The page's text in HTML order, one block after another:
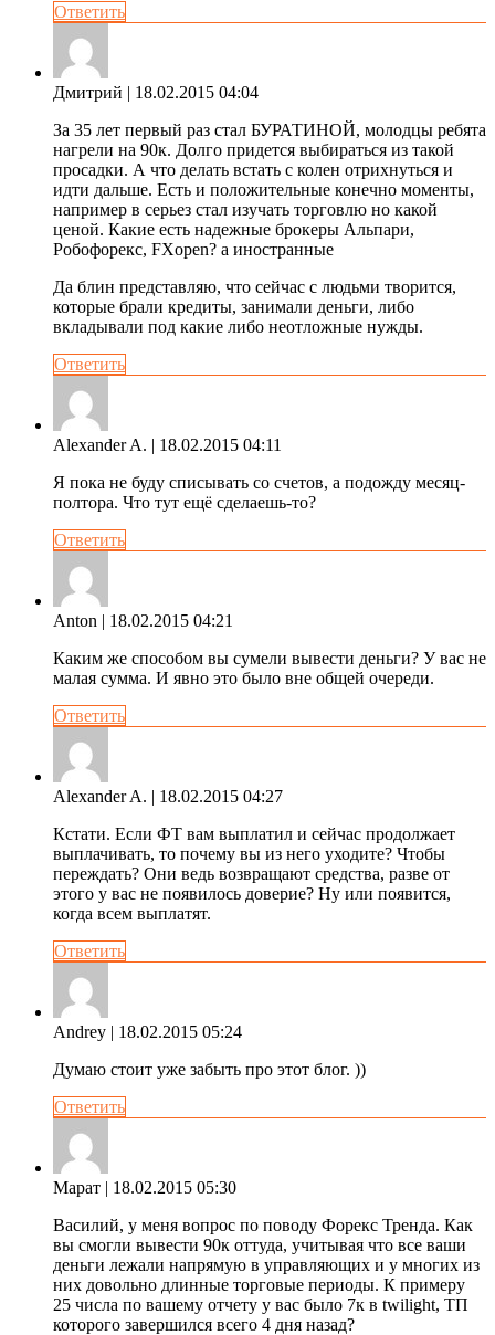
Ответить
Дмитрий | 18.02.2015 04:04
За 35 лет первый раз стал БУРАТИНОЙ, молодцы ребята
нагрели на 90к. Долго придется выбираться из такой
просадки. А что делать встать с колен отрихнуться и
идти дальше. Есть и положительные конечно моменты,
например в серьез стал изучать торговлю но какой
ценой. Какие есть надежные брокеры Альпари,
Робофорекс, FXopen? а иностранные
Да блин представляю, что сейчас с людьми творится,
которые брали кредиты, занимали деньги, либо
вкладывали под какие либо неотложные нужды.
Ответить
Alexander A. | 18.02.2015 04:11
Я пока не буду списывать со счетов, а подожду месяц-
полтора. Что тут ещё сделаешь-то?
Ответить
Anton | 18.02.2015 04:21
Каким же способом вы сумели вывести деньги? У вас не
малая сумма. И явно это было вне общей очереди.
Ответить
Alexander A. | 18.02.2015 04:27
Кстати. Если ФТ вам выплатил и сейчас продолжает
выплачивать, то почему вы из него уходите? Чтобы
переждать? Они ведь возвращают средства, разве от
этого у вас не появилось доверие? Ну или появится,
когда всем выплатят.
Ответить
Andrey | 18.02.2015 05:24
Думаю стоит уже забыть про этот блог. ))
Ответить
Марат | 18.02.2015 05:30
Василий, у меня вопрос по поводу Форекс Тренда. Как
вы смогли вывести 90к оттуда, учитывая что все ваши
деньги лежали напрямую в управляющих и у многих из
них довольно длинные торговые периоды. К примеру
25 числа по вашему отчету у вас было 7к в twilight, ТП
которого завершился всего 4 дня назад?